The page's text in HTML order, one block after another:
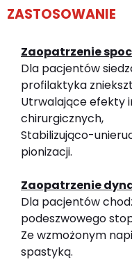
ZASTOSOWANIE
Zaopatrzenie
Dla pacjentów
profilaktyka
Utrwalające efekty
chirurgicznych,
Stabilizująco-
pionizacji.
Zaopatrzenie
Dla pacjentów
podeszwowego
Ze wzmożonym
spastyką.